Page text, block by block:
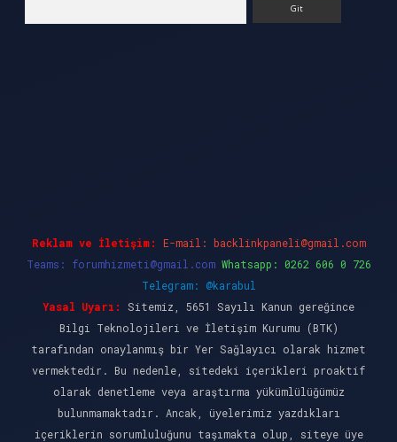
Reklam ve İletişim: E-mail: backlinkpaneli@gmail.com
Teams: forumhizmeti@gmail.com Whatsapp: 0262 606 0 726
Telegram: @karabul
Yasal Uyarı:
Sitemiz, 5651 Sayılı Kanun gereğince
Bilgi Teknolojileri ve İletişim Kurumu (BTK)
tarafından onaylanmış bir Yer Sağlayıcı olarak hizmet
vermektedir. Bu nedenle, sitedeki içerikleri proaktif
olarak denetleme veya araştırma yükümlülüğümüz
bulunmamaktadır. Ancak, üyelerimiz yazdıkları
içeriklerin sorumluluğunu taşımakta olup, siteye üye